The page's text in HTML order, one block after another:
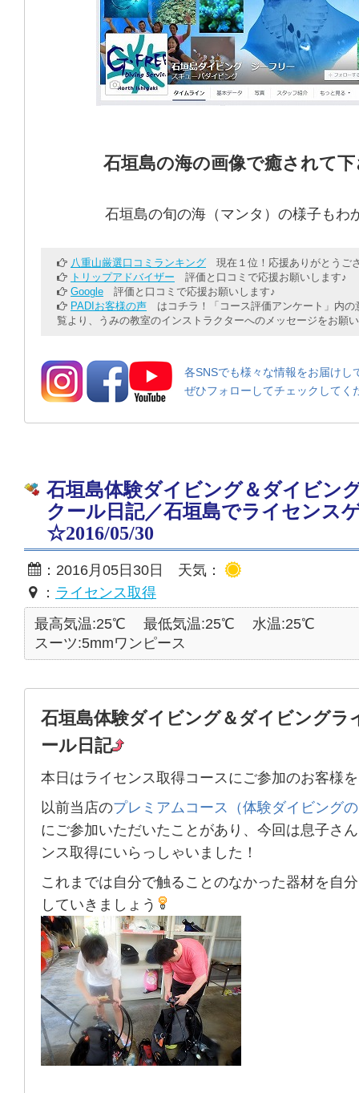
石垣島の海の画像で癒されて
石垣島の旬の海（マンタ）の様子もわ
八重山厳選口コミランキング 現在１位！応援ありがとうご
トリップアドバイザー 評価と口コミで応援お願いします♪
Google 評価と口コミで応援お願いします♪
PADIお客様の声 はコチラ！「コース評価アンケート」内の
覧より、うみの教室のインストラクターへのメッセージをお願
各SNSでも様々な情報をお届けし
ぜひフォローしてチェックしてく
石垣島体験ダイビング＆ダイビン
クール日記／石垣島でライセンス
☆2016/05/30
：2016月05日30日 天気：
： ライセンス取得
最高気温:25℃
最低気温:25℃
水温:25℃
スーツ:5mmワンピース
石垣島体験ダイビング＆ダイビングラ
ール日記
本日はライセンス取得コースにご参加のお客様
以前当店のプレミアムコース（体験ダイビング
にご参加いただいたことがあり、今回は息子さ
ンス取得にいらっしゃいました！
これまでは自分で触ることのなかった器材を 自
していきましょう